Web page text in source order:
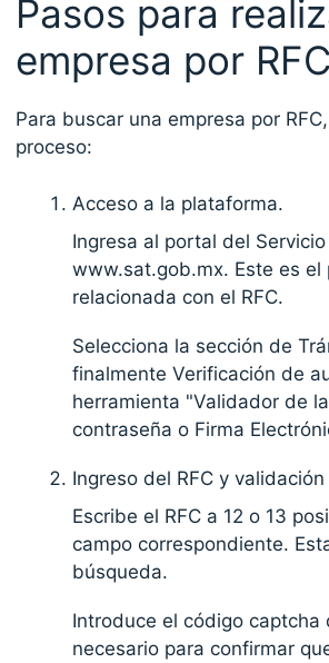
Pasos para
empresa por RFC
Para buscar una empresa por
proceso:
Acceso a la plataforma.
Ingresa al portal del
www.sat.gob.mx. Este es el
relacionada con el RFC.
Selecciona la sección de
finalmente Verificación de
herramienta "Validador de
contraseña o Firma
Ingreso del RFC y validación
Escribe el RFC a 12 o 13
campo correspondiente.
búsqueda.
Introduce el código captcha
necesario para confirmar